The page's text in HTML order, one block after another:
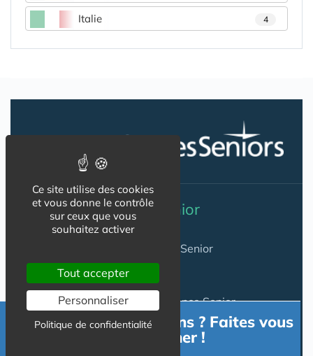
Italie 4
Résidence Service Senior
Annuaire Résidences Services Senior
Annuaire Villages Senior
Séjours Temporaires en Résidence Senior
Trouver une place en résidence service pour senior
Besoin d'informations ? Faites vous
accompagner !
Ce site utilise des cookies
et vous donne le contrôle
sur ceux que vous
souhaitez activer
Tout accepter
Personnaliser
Politique de confidentialité